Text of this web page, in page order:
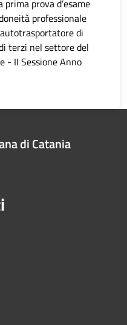
prova d’esame
professionale
di
terzi nel settore del
- II Sessione Anno
di Catania